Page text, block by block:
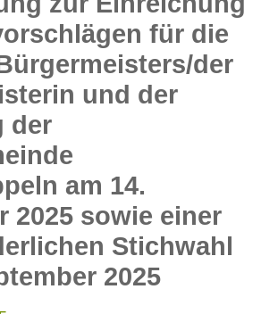
für die
der
und der
der
am 14.
2025 sowie einer
Stichwahl
2025